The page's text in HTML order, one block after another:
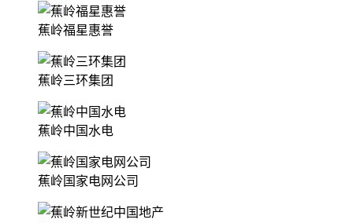
蕉岭福星惠誉
蕉岭三环集团
蕉岭中国水电
蕉岭国家电网公司